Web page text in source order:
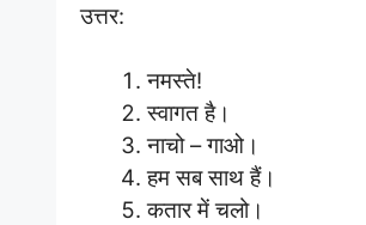
उत्तर:
नमस्ते!
स्वागत है।
नाचो – गाओ।
हम सब साथ हैं।
कतार में चलो।